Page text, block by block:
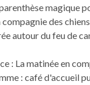
magique
des
autour du feu de
: La matinée en
: café d'accueil